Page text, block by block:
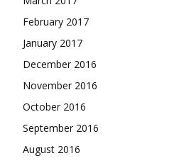
February 2017
January 2017
December 2016
November 2016
October 2016
September 2016
August 2016